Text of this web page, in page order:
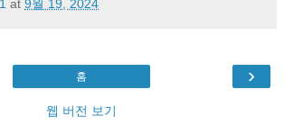
at 9월 19, 2024
›
홈
웹 버전 보기